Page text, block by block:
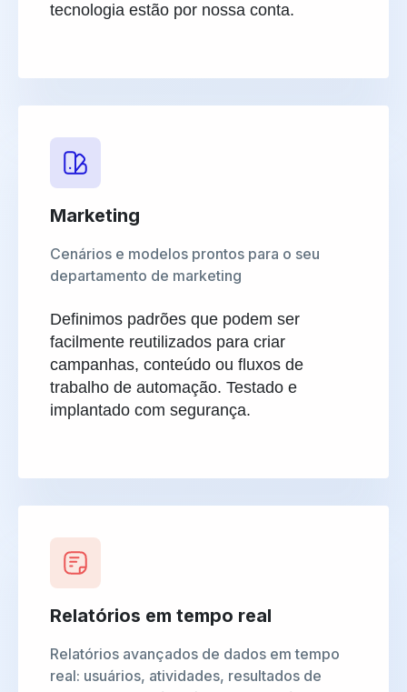
tecnologia estão por nossa conta.
Marketing
Cenários e modelos prontos para o seu
departamento de marketing
Definimos padrões que podem ser
facilmente reutilizados para criar
campanhas, conteúdo ou fluxos de
trabalho de automação. Testado e
implantado com segurança.
Relatórios em tempo real
Relatórios avançados de dados em tempo
real: usuários, atividades, resultados de